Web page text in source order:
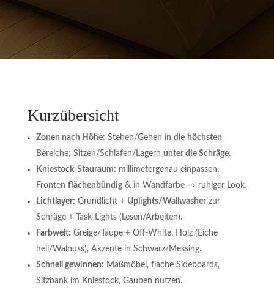
Kurzübersicht
Zonen nach Höhe: Stehen/Gehen in die höchsten
Bereiche; Sitzen/Schlafen/Lagern unter die Schräge.
Kniestock-Stauraum: millimetergenau einpassen,
Fronten flächenbündig& in Wandfarbe → ruhiger Look.
Lichtlayer: Grundlicht + Uplights/Wallwasherzur
Schräge + Task-Lights (Lesen/Arbeiten).
Farbwelt: Greige/Taupe + Off-White, Holz (Eiche
hell/Walnuss), Akzente in Schwarz/Messing.
Schnell gewinnen: Maßmöbel, flache Sideboards,
Sitzbank im Kniestock, Gauben nutzen.